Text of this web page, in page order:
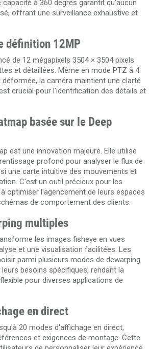
à 360 degrés garantit qu'aucun
offrant une surveillance exhaustive et
définition 12MP
de 12 mégapixels 3504 × 3504 pixels
et détaillées. Même en mode PTZ à 4
la caméra maintient une clarté
crucial pour l'identification des détails et
basée sur le Deep
est une innovation majeure. Elle utilise
profond pour analyser le flux de
une carte intuitive des mouvements et
C'est un outil précieux pour les
optimiser l'agencement de leurs espaces
de comportement des clients.
multiples
les images fisheye en vues
et une visualisation facilitées. Les
parmi plusieurs modes de dewarping
besoins spécifiques, rendant la
pour diverses applications de
en direct
20 modes d'affichage en direct,
et exigences de montage. Cette